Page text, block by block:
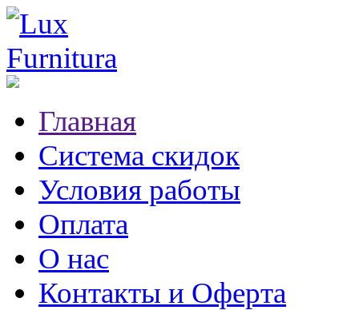
Главная
Система скидок
Условия работы
Оплата
О нас
Контакты и Оферта